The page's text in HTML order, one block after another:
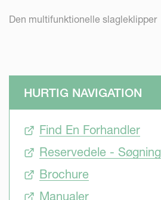
Den multifunktionelle slagleklipper
HURTIG NAVIGATION
Find En Forhandler
Reservedele - Søgning
Brochure
Manualer